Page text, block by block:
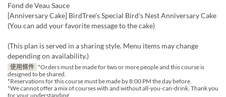
Fond de Veau Sauce
[Anniversary Cake] BirdTree's Special Bird's Nest Anniversary Cake
(You can add your favorite message to the cake)
(This plan is served in a sharing style. Menu items may change
depending on availability.)
使用條件 *Orders must be made for two or more people and this course is
designed to be shared.
*Reservations for this course must be made by 8:00 PM the day before.
*We cannot offer a mix of courses with and without all-you-can-drink. Thank you
for your understanding.